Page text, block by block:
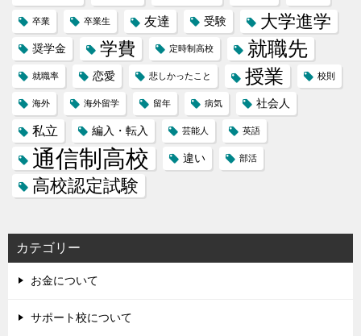
卒業 卒業生 友達 受験 大学進学
奨学金 学費 定時制高校 就職先
就職率 恋愛 悲しかったこと 授業 校則
海外 海外留学 留年 病気 社会人
私立 編入・転入 芸能人 英語
通信制高校 違い 部活
高校認定試験
カテゴリー
お金について
サポート校について